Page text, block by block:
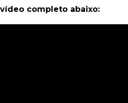
vídeo completo abaixo: